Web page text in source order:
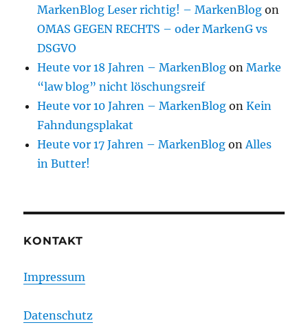
MarkenBlog Leser richtig! – MarkenBlog on
OMAS GEGEN RECHTS – oder MarkenG vs
DSGVO
Heute vor 18 Jahren – MarkenBlog onMarke
“law blog” nicht löschungsreif
Heute vor 10 Jahren – MarkenBlog onKein
Fahndungsplakat
Heute vor 17 Jahren – MarkenBlog onAlles
in Butter!
KONTAKT
Impressum
Datenschutz